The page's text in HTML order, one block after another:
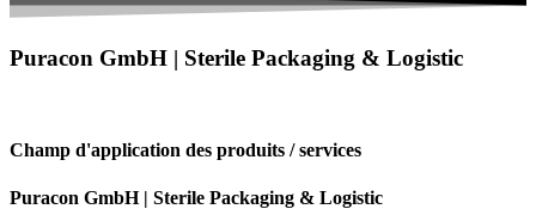
Puracon GmbH | Sterile Packaging & Logistic
Champ d'application des produits / services
Puracon GmbH | Sterile Packaging & Logistic